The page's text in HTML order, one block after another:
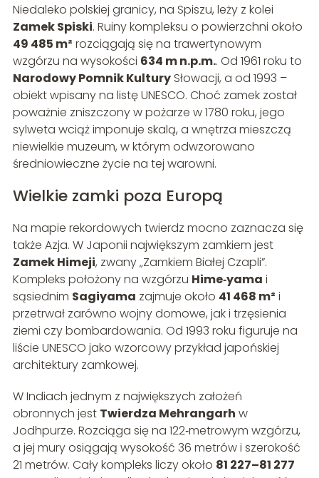
Niedaleko polskiej granicy, na Spiszu, leży z kolei
Zamek Spiski. Ruiny kompleksu o powierzchni około
49 485 m² rozciągają się na trawertynowym
wzgórzu na wysokości 634 m n.p.m.. Od 1961 roku to
Narodowy Pomnik KulturySłowacji, a od 1993 –
obiekt wpisany na listę UNESCO. Choć zamek został
poważnie zniszczony w pożarze w 1780 roku, jego
sylweta wciąż imponuje skalą, a wnętrza mieszczą
niewielkie muzeum, w którym odwzorowano
średniowieczne życie na tej warowni.
Wielkie zamki poza Europą
Na mapie rekordowych twierdz mocno zaznacza się
także Azja. W Japonii największym zamkiem jest
Zamek Himeji, zwany „Zamkiem Białej Czapli”.
Kompleks położony na wzgórzu Hime‑yama i
sąsiednim Sagiyama zajmuje około 41 468 m² i
przetrwał zarówno wojny domowe, jak i trzęsienia
ziemi czy bombardowania. Od 1993 roku figuruje na
liście UNESCO jako wzorcowy przykład japońskiej
architektury zamkowej.
W Indiach jednym z największych założeń
obronnych jest Twierdza Mehrangarh w
Jodhpurze. Rozciąga się na 122‑metrowym wzgórzu,
a jej mury osiągają wysokość 36 metrów i szerokość
21 metrów. Cały kompleks liczy około 81 227–81 277